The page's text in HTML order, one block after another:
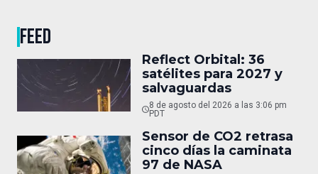
FEED
Reflect Orbital: 36
satélites para 2027 y
salvaguardas
8 de agosto del 2026 a las 3:06 pm
PDT
Sensor de CO2 retrasa
cinco días la caminata
97 de NASA